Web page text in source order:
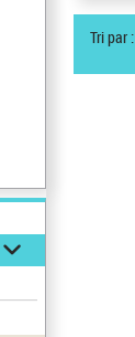
Tri par :